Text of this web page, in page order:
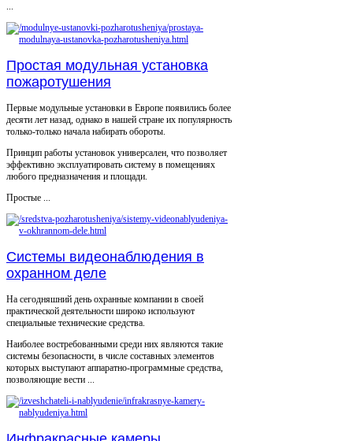
...
Простая модульная установка
пожаротушения
Первые модульные установки в Европе появились более
десяти лет назад, однако в нашей стране их популярность
только-только начала набирать обороты.
Принцип работы установок универсален, что позволяет
эффективно эксплуатировать систему в помещениях
любого предназначения и площади.
Простые ...
Системы видеонаблюдения в
охранном деле
На сегодняшний день охранные компании в своей
практической деятельности широко используют
специальные технические средства.
Наиболее востребованными среди них являются такие
системы безопасности, в числе составных элементов
которых выступают аппаратно-программные средства,
позволяющие вести ...